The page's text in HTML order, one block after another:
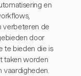
en
verbeteren de
door
te bieden die is
taken worden
vaardigheden.